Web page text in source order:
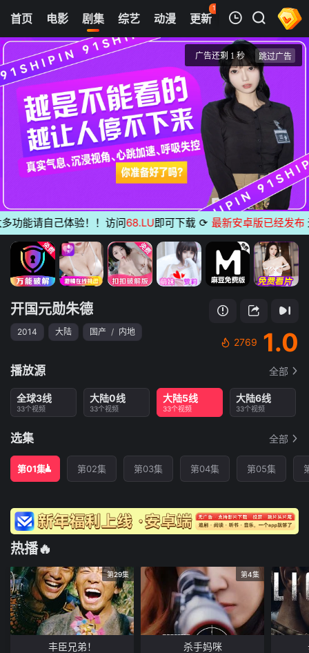
首页 电影 剧集 综艺 动漫 更新
111
热榜 APP
我的观影记录
第01集
开国元勋朱德
清空
请自己体验！！访问 68.LU即可下载 ⟳ 最新安卓版已经发布无广
开国元勋朱德
2014 大陆 国产 / 内地
2769 1.0
播放源 全部
全球3线
33个视频
大陆0线
33个视频
大陆5线
33个视频
大陆6线
33个视频
选集 全部
第01集 第02集 第03集 第04集 第05集
热播🔥
第29集
丰臣兄弟！
第4集
杀手妈咪